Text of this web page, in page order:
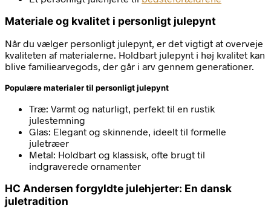
Materiale og kvalitet i personligt julepynt
Når du vælger personligt julepynt, er det vigtigt at overveje
kvaliteten af materialerne. Holdbart julepynt i høj kvalitet kan
blive familiearvegods, der går i arv gennem generationer.
Populære materialer til personligt julepynt
Træ: Varmt og naturligt, perfekt til en rustik
julestemning
Glas: Elegant og skinnende, ideelt til formelle
juletræer
Metal: Holdbart og klassisk, ofte brugt til
indgraverede ornamenter
HC Andersen forgyldte julehjerter: En dansk
juletradition